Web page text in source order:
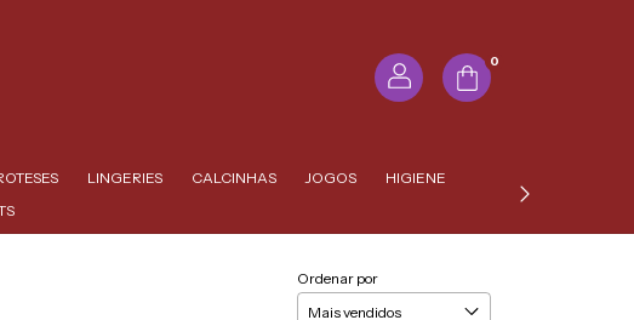
0
LINGERIES CALCINHAS JOGOS
HIGIENE
Ordenar por